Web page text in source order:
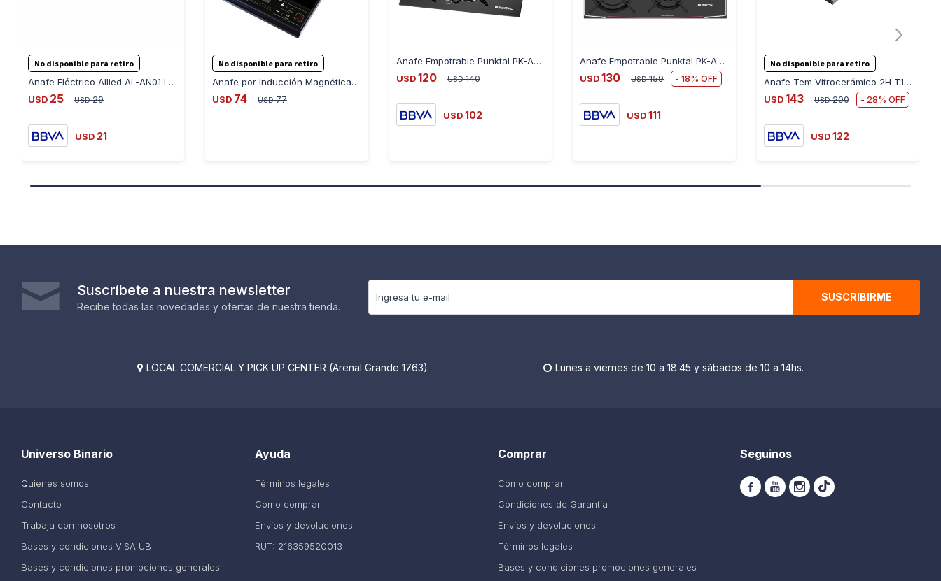
No disponible para retiro
Anafe Eléctrico Allied AL-AN01 Individual 1200W
USD 25 USD 29
USD 21
No disponible para retiro
Anafe por Inducción Magnética Enxuta AIENX930 1600W - NEGRO
USD 74 USD 77
Anafe Empotrable Punktal PK-AG848
USD 120 USD 140
USD 102
Anafe Empotrable Punktal PK-AG940 4 Hornallas - NEGRO
USD 130 USD 159 18
USD 111
No disponible para retiro
Anafe Tem Vitrocerámico 2H T1DAN2HVT2307
USD 143 USD 200 28
USD 122
Suscríbete a nuestra newsletter
Recibe todas las novedades y ofertas de nuestra tienda.
SUSCRIBIRME
 LOCAL COMERCIAL Y PICK UP CENTER (Arenal Grande 1763)  Lunes a viernes de 10 a 18.45 y sábados de 10 a 14hs.
Ayuda
Términos legales
Cómo comprar
Envíos y devoluciones
RUT: 216359520013
Universo Binario
Quienes somos
Contacto
Trabaja con nosotros
Bases y condiciones VISA UB
Bases y condiciones promociones generales
Comprar
Cómo comprar
Condiciones de Garantía
Envíos y devoluciones
Términos legales
Bases y condiciones promociones generales
Seguinos
  